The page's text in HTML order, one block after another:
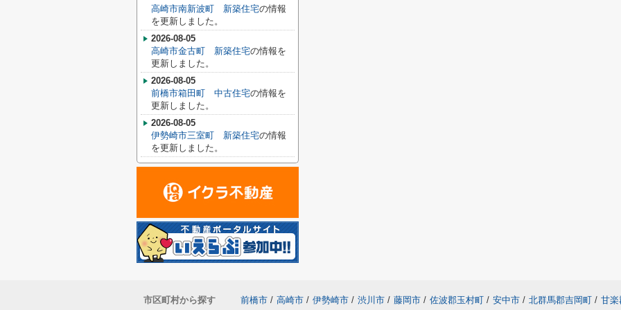
高崎市南新波町 新築住宅の情報
を更新しました。
2026-08-05
高崎市金古町 新築住宅の情報を
更新しました。
2026-08-05
前橋市箱田町 中古住宅の情報を
更新しました。
2026-08-05
伊勢崎市三室町 新築住宅の情報
を更新しました。
市区町村から探す 前橋市 / 高崎市 / 伊勢崎市 / 渋川市 / 藤岡市 / 佐波郡玉村町 / 安中市 / 北群馬郡吉岡町 / 甘楽